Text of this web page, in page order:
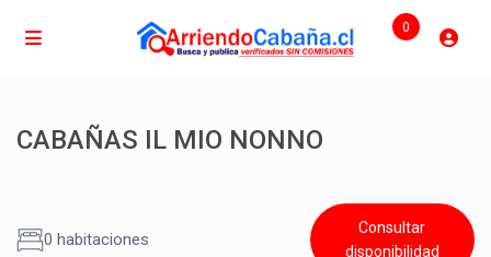
0
CABAÑAS IL MIO NONNO
0 habitaciones
Consultar
disponibilidad